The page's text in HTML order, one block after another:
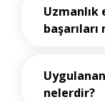
nelerdir?